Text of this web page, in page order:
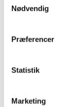
Nødvendig
Præferencer
Statistik
Marketing
15.
Har du
være det